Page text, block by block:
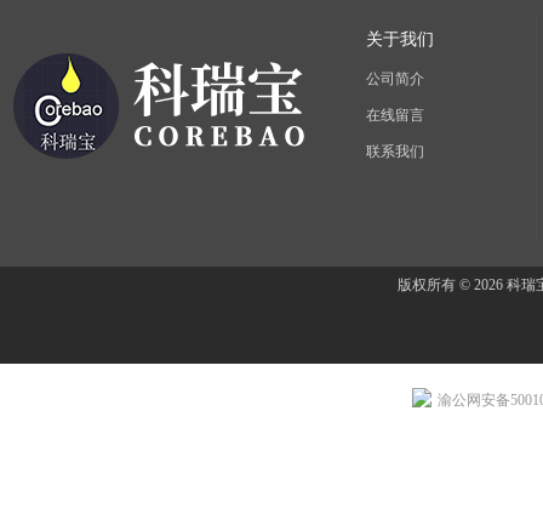
关于我们
公司简介
在线留言
联系我们
版权所有 © 2026 科
渝公网安备